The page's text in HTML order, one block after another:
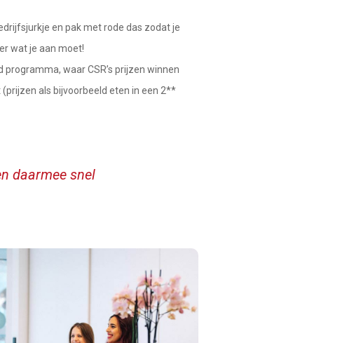
en pak met rode das zodat je
wat je aan moet!
waar CSR’s prijzen winnen
(prijzen als bijvoorbeeld eten in een 2**
daarmee snel